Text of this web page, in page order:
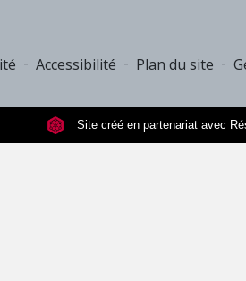
- Accessibilité - Plan du site -
Site créé en partenariat avec